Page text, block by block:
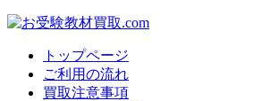
トップページ
ご利用の流れ
買取注意事項